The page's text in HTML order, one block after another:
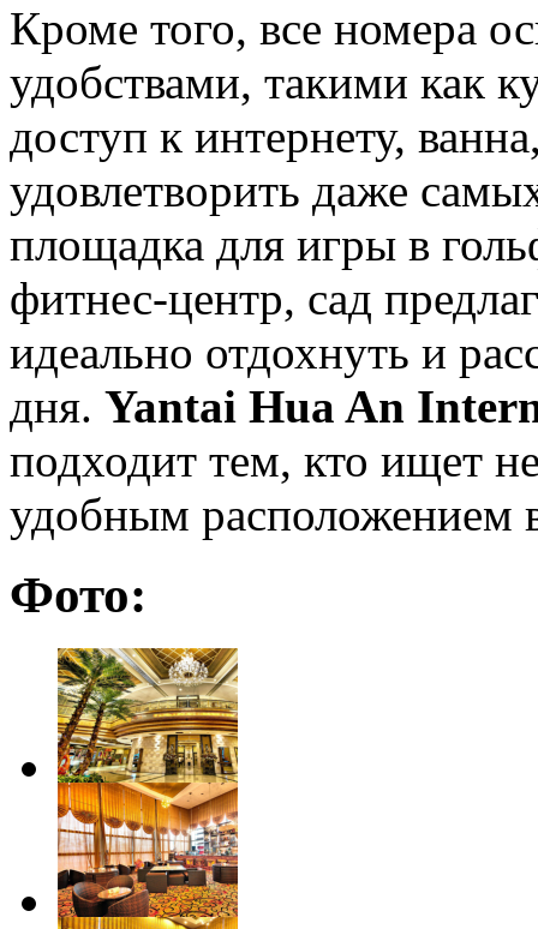
Кроме того, все номера
удобствами, такими как
доступ к интернету,
удовлетворить даже
площадка для игры в
фитнес-центр, сад
идеально отдохнуть и
дня. Yantai Hua An
подходит тем, кто ищет
удобным расположением
Фото: